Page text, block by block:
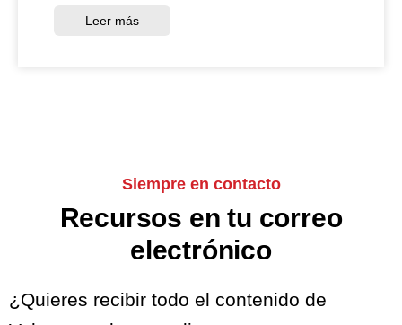
Leer más
Siempre en contacto
Recursos en tu correo
electrónico
¿Quieres recibir todo el contenido de